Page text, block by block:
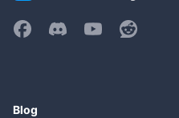
Blog